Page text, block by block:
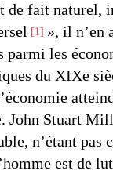
de fait naturel,
1
», il n’en
parmi les
du XIXe
John Stuart
n’étant pas
est de